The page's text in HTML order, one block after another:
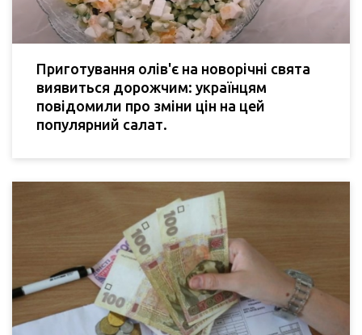
Приготування олів'є на новорічні свята
виявиться дорожчим: українцям
повідомили про зміни цін на цей
популярний салат.